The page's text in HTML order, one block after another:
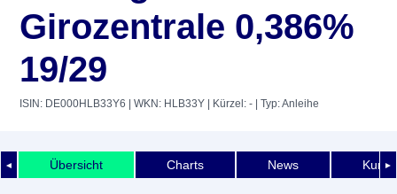
Girozentrale 0,386%
19/29
ISIN: DE000HLB33Y6 | WKN: HLB33Y | Kürzel: - | Typ: Anleihe
◄ ►
Übersicht Charts News